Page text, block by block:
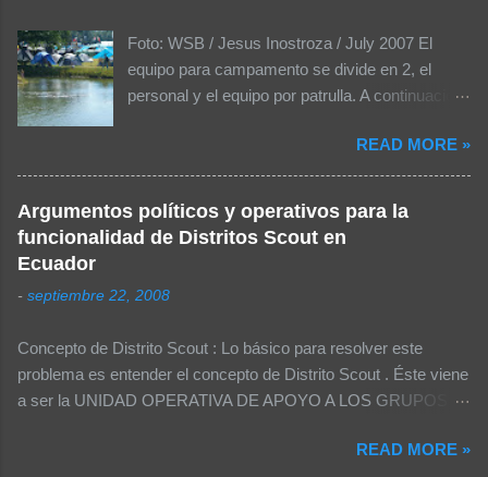
i
o
s
Foto: WSB / Jesus Inostroza / July 2007 El
equipo para campamento se divide en 2, el
personal y el equipo por patrulla. A continuación
importantes que se debería considerar dentro
del equipo personal para llevarlas a un
campamento: El equipo personal para
campamentos: MOCHILA Sleeping o 2-3
impermeable Gorra o sombrero Dentro de la
Extra con todos sus implementos 1 muda de
ropa por cada día de campamento, la misma
que incluya: Calcetines / Ropa interior Pijama o
Pañuelo Traje de baño Utensilios Cuchillo
READ MORE »
Argumentos políticos y operativos para la
funcionalidad de Distritos Scout en
Ecuador
- septiembre 22, 2008
Concepto de Distrito Scout : Lo básico para resolver este
problema es entender el concepto de Distrito Scout . Éste viene
a ser la UNIDAD OPERATIVA DE APOYO A LOS GRUPOS
realización de eventos distritales deben darse para solventar
READ MORE »